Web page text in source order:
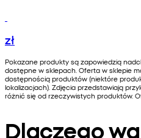
zł
Pokazane produkty są zapowiedzią
dostępne w sklepach. Oferta w sklepie
dostępnością produktów (niektóre
lokalizacjach). Zdjęcia przedstawiają
różnić się od rzeczywistych produktów.
Dlaczego